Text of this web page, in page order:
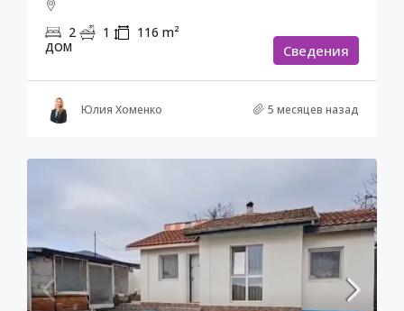
2 1 116 m²
ДОМ Cведения
Юлия Хоменко 5 месяцев назад